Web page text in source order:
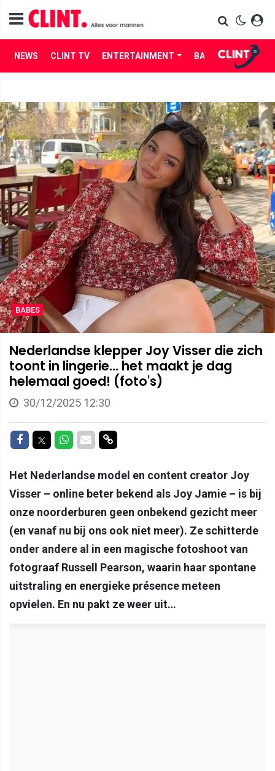
NEWS CLINT TV ENTERTAINMENT BABES LIFE
BABES
Nederlandse klepper Joy Visser die zich
toont in lingerie... het maakt je dag
helemaal goed! (foto's)
30/12/2025 12:30
Delen op Facebook
Delen op Twitter
Delen op Whatsapp
Delen via Mail
Delen via link
Het Nederlandse model en content creator Joy
Visser – online beter bekend als Joy Jamie – is bij
onze noorderburen geen onbekend gezicht meer
(en vanaf nu bij ons ook niet meer). Ze schitterde
onder andere al in een magische fotoshoot van
fotograaf Russell Pearson, waarin haar spontane
uitstraling en energieke présence meteen
opvielen. En nu pakt ze weer uit…